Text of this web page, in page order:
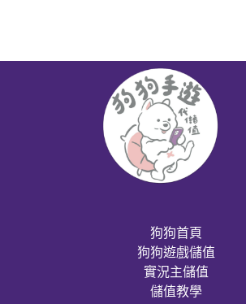
狗狗首頁
狗狗遊戲儲值
實況主儲值
儲值教學